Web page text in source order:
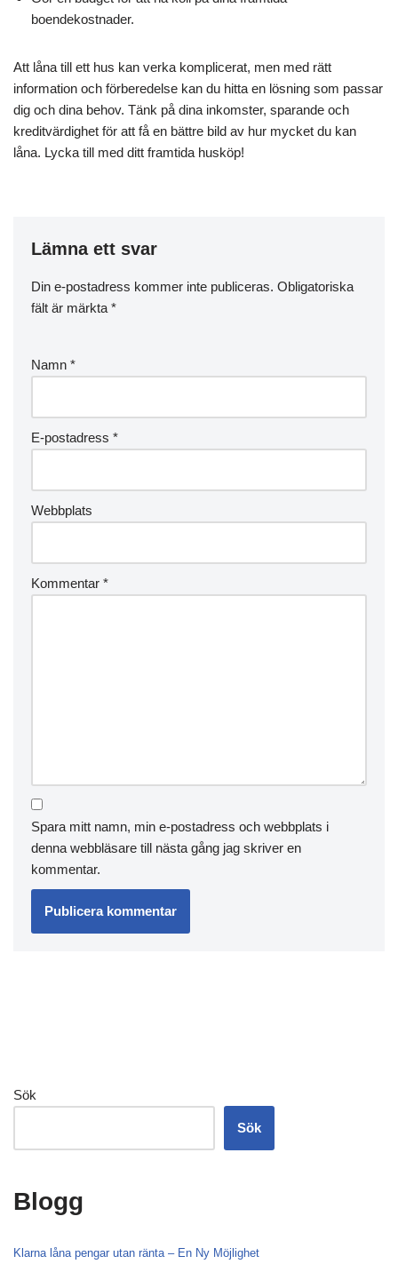
boendekostnader.
Att låna till ett hus kan verka komplicerat, men med rätt
information och förberedelse kan du hitta en lösning som passar
dig och dina behov. Tänk på dina inkomster, sparande och
kreditvärdighet för att få en bättre bild av hur mycket du kan
låna. Lycka till med ditt framtida husköp!
Lämna ett svar
Din e-postadress kommer inte publiceras. Obligatoriska
fält är märkta *
Namn *
E-postadress *
Webbplats
Kommentar *
Spara mitt namn, min e-postadress och webbplats i
denna webbläsare till nästa gång jag skriver en
kommentar.
Sök
Sök
Blogg
Klarna låna pengar utan ränta – En Ny Möjlighet